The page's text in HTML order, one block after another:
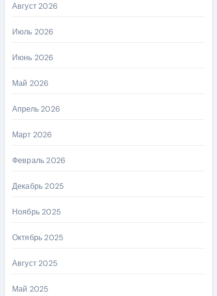
Август 2026
Июль 2026
Июнь 2026
Май 2026
Апрель 2026
Март 2026
Февраль 2026
Декабрь 2025
Ноябрь 2025
Октябрь 2025
Август 2025
Май 2025